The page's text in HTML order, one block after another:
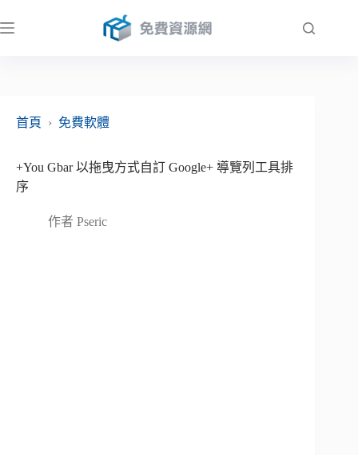
至
首頁
› 免費軟體
+You Gbar 以拖曳方式自訂 Google+ 導覽列工具排
序
作者 Pseric